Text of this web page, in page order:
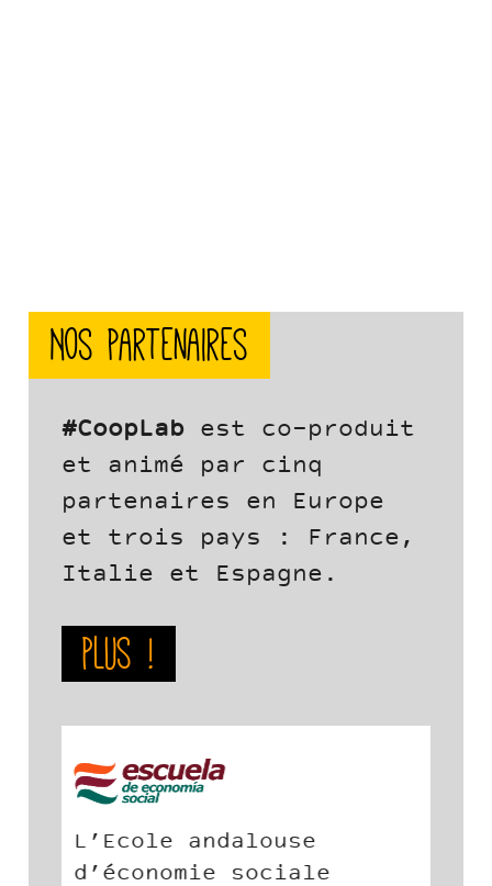
Nos partenaires
#CoopLab est co-produit
et animé par cinq
partenaires en Europe
et trois pays : France,
Italie et Espagne.
Plus !
CECOP – CICOPA Europe
est la Confédération